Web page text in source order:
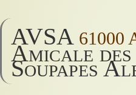
AVSA 61000
Amicale
Soupapes